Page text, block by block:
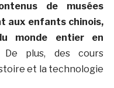
de musées
aux enfants chinois,
monde entier en
plus, des cours
et la technologie